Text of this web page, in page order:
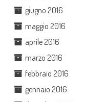
giugno 2016
maggio 2016
aprile 2016
marzo 2016
febbraio 2016
gennaio 2016